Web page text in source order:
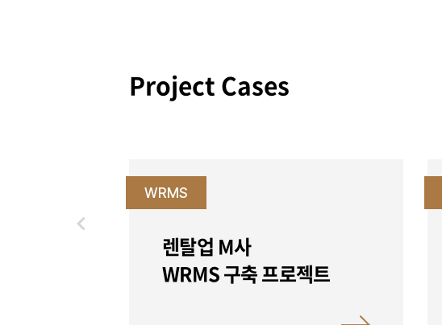
Project Cases
WRMS
렌탈업 M사
WRMS 구축 프로젝트